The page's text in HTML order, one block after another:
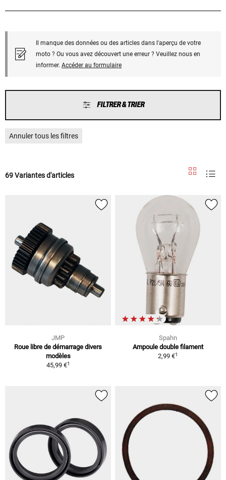
Il manque des données ou des articles dans l'aperçu de votre
moto ? Ou vous avez découvert une erreur ? Veuillez nous en
informer. Accéder au formulaire
FILTRER & TRIER
Annuler tous les filtres
69 Variantes d'articles
JMP
Roue libre de démarrage divers
modèles
45,99 €1
Spahn
Ampoule double filament
2,99 €1